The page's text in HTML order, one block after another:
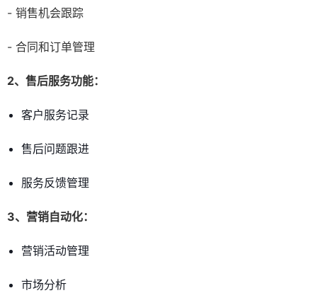
- 销售机会跟踪
- 合同和订单管理
2、售后服务功能：
客户服务记录
售后问题跟进
服务反馈管理
3、营销自动化：
营销活动管理
市场分析